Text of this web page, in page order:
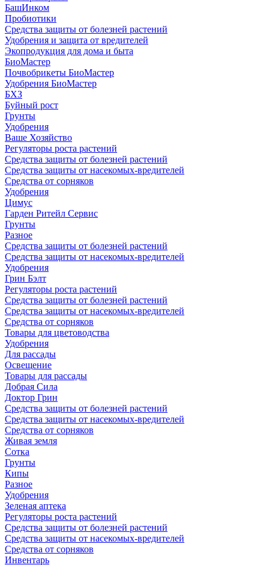
БашИнком
Пробиотики
Средства защиты от болезней растений
Удобрения и защита от вредителей
Экопродукция для дома и быта
БиоМастер
Почвобрикеты БиоМастер
Удобрения БиоМастер
БХЗ
Буйный рост
Грунты
Удобрения
Ваше Хозяйство
Регуляторы роста растений
Средства защиты от болезней растений
Средства защиты от насекомых-вредителей
Средства от сорняков
Удобрения
Цимус
Гарден Ритейл Сервис
Грунты
Разное
Средства защиты от болезней растений
Средства защиты от насекомых-вредителей
Удобрения
Грин Бэлт
Регуляторы роста растений
Средства защиты от болезней растений
Средства защиты от насекомых-вредителей
Средства от сорняков
Товары для цветоводства
Удобрения
Для рассады
Освещение
Товары для рассады
Добрая Сила
Доктор Грин
Средства защиты от болезней растений
Средства защиты от насекомых-вредителей
Средства от сорняков
Живая земля
Сотка
Грунты
Кипы
Разное
Удобрения
Зеленая аптека
Регуляторы роста растений
Средства защиты от болезней растений
Средства защиты от насекомых-вредителей
Средства от сорняков
Инвентарь